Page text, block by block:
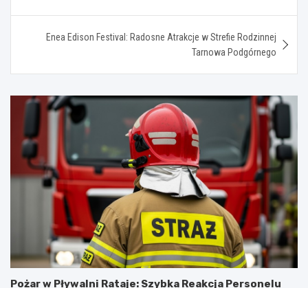
Enea Edison Festival: Radosne Atrakcje w Strefie Rodzinnej
Tarnowa Podgórnego
Pożar w Pływalni Rataje: Szybka Reakcja Personelu